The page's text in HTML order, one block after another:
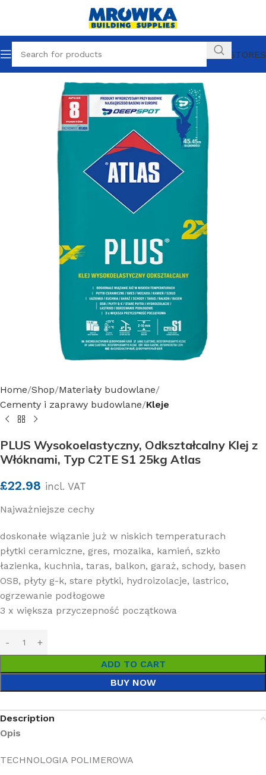
OUR STORES
Home Shop Materiały budowlane
Cementy i zaprawy budowlane Kleje
PLUS Wysokoelastyczny, Odkształcalny Klej z
Włóknami, Typ C2TE S1 25kg Atlas
£22.98 incl. VAT
Najważniejsze cechy
doskonałe wiązanie już w niskich temperaturach
płytki ceramiczne, gres, mozaika, kamień, szkło
łazienka, kuchnia, taras, balkon, garaż, schody, basen
OSB, płyty g-k, stare płytki, hydroizolacje, lastrico,
ogrzewanie podłogowe
3 x większa przyczepność początkowa
ADD TO CART
BUY NOW
Description
Opis
TECHNOLOGIA POLIMEROWA